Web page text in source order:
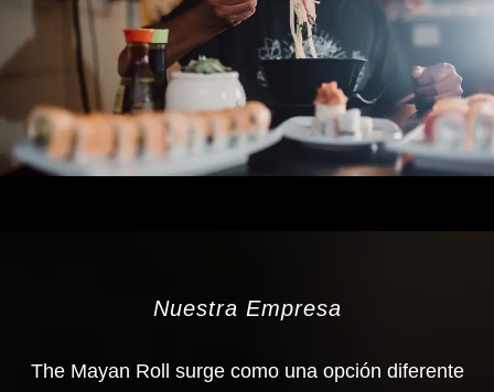
Nuestra Empresa
The Mayan Roll surge como una opción diferente